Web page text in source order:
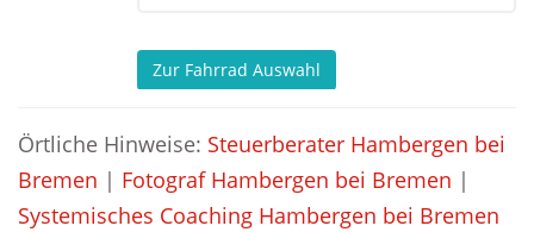
Zur Fahrrad Auswahl
Örtliche Hinweise: Steuerberater Hambergen bei
Bremen | Fotograf Hambergen bei Bremen |
Systemisches Coaching Hambergen bei Bremen